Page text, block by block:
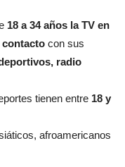
18 a 34 años la TV en
contacto con sus
radio
tienen entre 18 y
afroamericanos